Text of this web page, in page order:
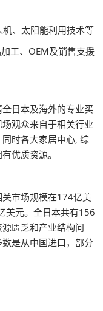
、太阳能利用技术等
工、OEM及销售支援
日本及海外的专业买
观众来自于相关行业
时各大家居中心, 综
优质资源。
市场规模在174亿美
美元。全日本共有156
匮乏和产业结构问
是从中国进口，部分